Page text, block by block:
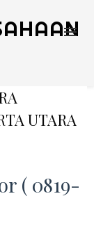
UTARA
( 0819-